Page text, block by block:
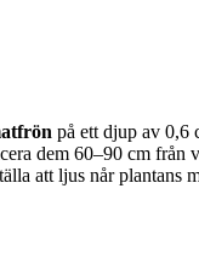
på ett djup av 0,6
dem 60–90 cm
att ljus når